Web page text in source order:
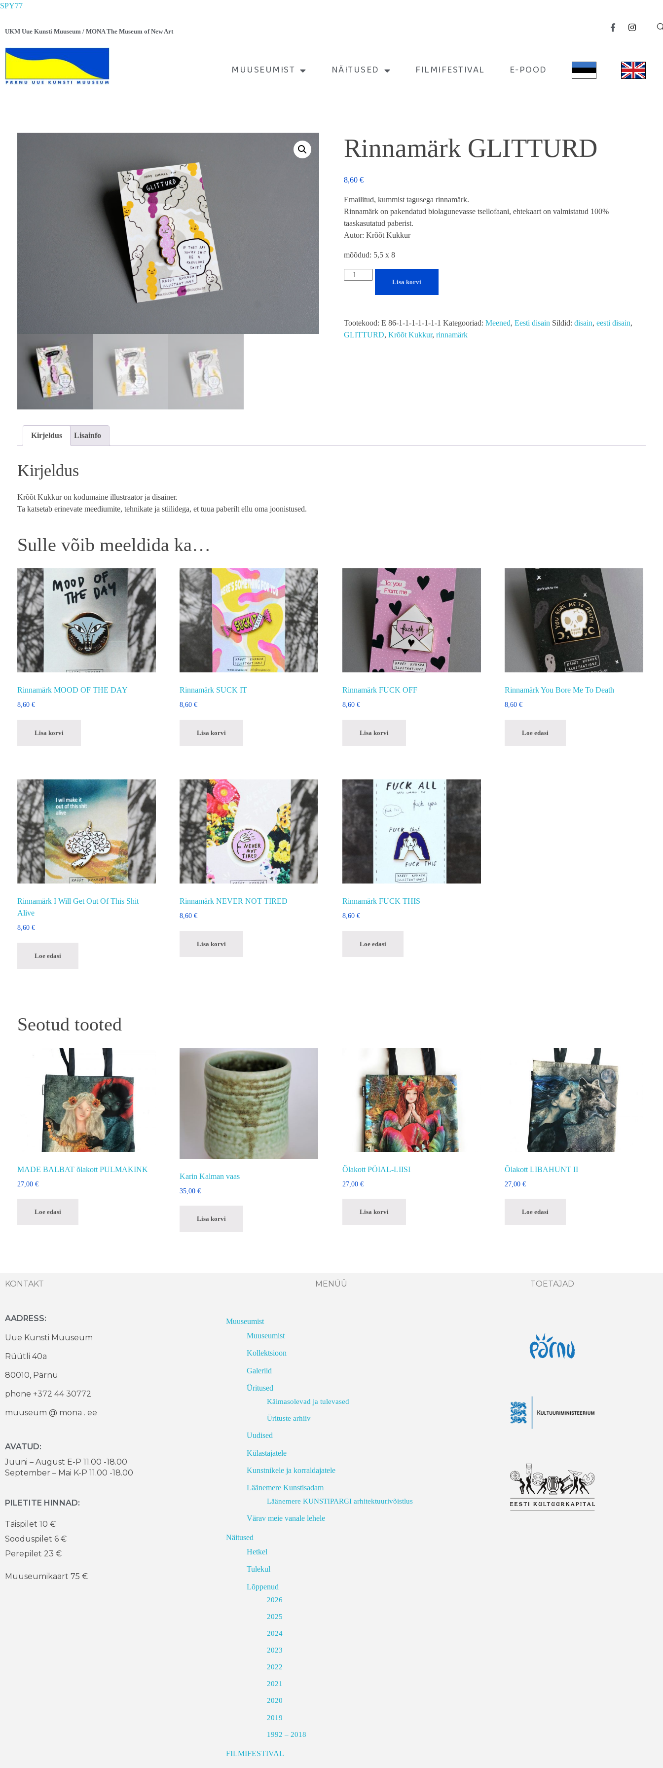
SPY77
UKM Uue Kunsti Muuseum / MONA The Museum of New Art
MUUSEUMIST NÄITUSED FILMIFESTIVAL E-POOD
Rinnamärk GLITTURD
8,60€
Emailitud, kummist tagusega rinnamärk.
Rinnamärk on pakendatud biolagunevasse tsellofaani, ehtekaart on valmistatud 100%
taaskasutatud paberist.
Autor: Krõõt Kukkur
mõõdud: 5,5 x 8
Lisa korvi
Tootekood:E 86-1-1-1-1-1-1-1 Kategooriad:Meened,Eesti disain Sildid:disain,eesti disain,
GLITTURD,Krõõt Kukkur,rinnamärk
Kirjeldus Lisainfo
Kirjeldus
Krõõt Kukkur on kodumaine illustraator ja disainer.
Ta katsetab erinevate meediumite, tehnikate ja stiilidega, et tuua paberilt ellu oma joonistused.
Sulle võib meeldida ka…
Rinnamärk MOOD OF THE DAY
8,60 €
Lisa korvi
Rinnamärk SUCK IT
8,60€
Lisa korvi
Rinnamärk FUCK OFF
8,60 €
Lisa korvi
Rinnamärk You Bore Me To Death
8,60 €
Loe edasi
Rinnamärk I Will Get Out Of This Shit
Alive
8,60 €
Loe edasi
Rinnamärk NEVER NOT TIRED
8,60€
Lisa korvi
Rinnamärk FUCK THIS
8,60 €
Loe edasi
Seotud tooted
MADE BALBAT õlakott PULMAKINK
27,00 €
Loe edasi
Karin Kalman vaas
35,00€
Lisa korvi
Õlakott PÖIAL-LIISI
27,00 €
Lisa korvi
Õlakott LIBAHUNT II
27,00 €
Loe edasi
KONTAKT
AADRESS:
Uue Kunsti Muuseum
Rüütli 40a
80010, Pärnu
phone +372 44 30772
muuseum @ mona . ee
AVATUD:
Juuni – August E-P 11.00 -18.00
September – Mai K-P 11.00 -18.00
PILETITE HINNAD:
Täispilet 10 €
Sooduspilet 6 €
Perepilet 23 €
Muuseumikaart 75 €
MENÜÜ
Muuseumist
Muuseumist
Kollektsioon
Galeriid
Üritused
Käimasolevad ja tulevased
Ürituste arhiiv
Uudised
Külastajatele
Kunstnikele ja korraldajatele
Läänemere Kunstisadam
Läänemere KUNSTIPARGI arhitektuurivõistlus
Värav meie vanale lehele
Näitused
Hetkel
Tulekul
Lõppenud
2026
2025
2024
2023
2022
2021
2020
2019
1992 – 2018
FILMIFESTIVAL
TOETAJAD